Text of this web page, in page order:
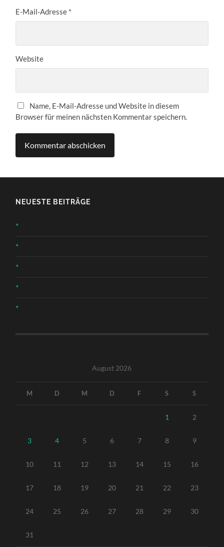
E-Mail-Adresse *
Website
Name, E-Mail-Adresse und Website in diesem
Browser für meinen nächsten Kommentar speichern.
NEUESTE BEITRÄGE
*
*
*
*
*
August 2026
M D M D F S S
1 2
3 4 5 6 7 8 9
10 11 12 13 14 15 16
17 18 19 20 21 22 23
24 25 26 27 28 29 30
31